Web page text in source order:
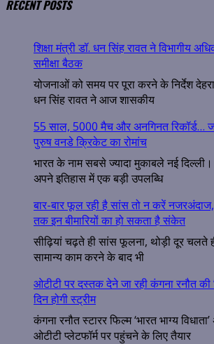
RECENT POSTS
शिक्षा मंत्री डॉ. धन सिंह रावत ने विभागीय
समीक्षा बैठक
योजनाओं को समय पर पूरा करने के निर्देश
धन सिंह रावत ने आज शासकीय
55 साल, 5000 मैच और अनगिनत रिकॉर्ड…
पुरुष वनडे क्रिकेट का रोमांच
भारत के नाम सबसे ज्यादा मुकाबले नई
अपने इतिहास में एक बड़ी उपलब्धि
बार-बार फूल रही है सांस तो न करें
तक इन बीमारियों का हो सकता है संकेत
सीढ़ियां चढ़ते ही सांस फूलना, थोड़ी दूर चलते
सामान्य काम करने के बाद भी
ओटीटी पर दस्तक देने जा रही कंगना रनौत की
दिन होगी स्ट्रीम
कंगना रनौत स्टारर फिल्म ‘भारत भाग्य
ओटीटी प्लेटफॉर्म पर पहुंचने के लिए तैयार